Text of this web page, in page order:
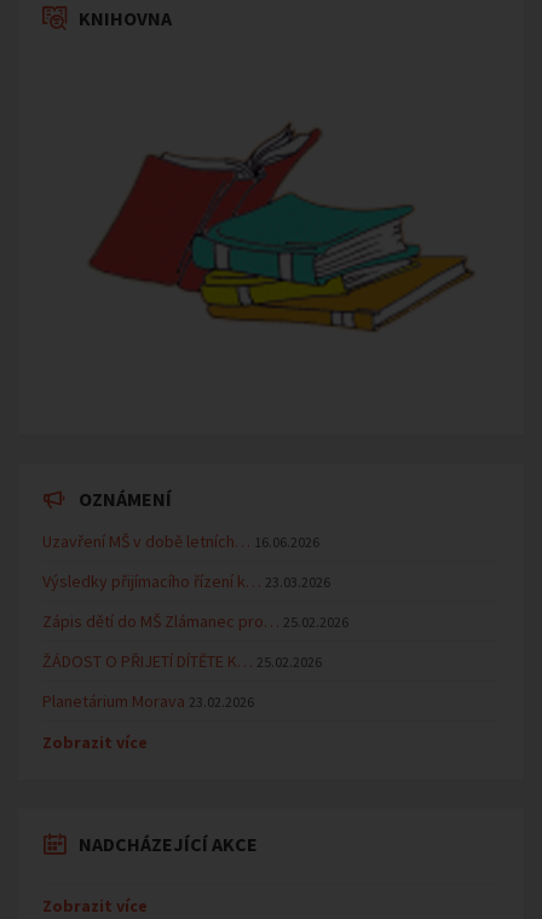
KNIHOVNA
OZNÁMENÍ
Uzavření MŠ v době letních… 16.06.2026
Výsledky přijímacího řízení k… 23.03.2026
Zápis dětí do MŠ Zlámanec pro… 25.02.2026
ŽÁDOST O PŘIJETÍ DÍTĚTE K… 25.02.2026
Planetárium Morava 23.02.2026
Zobrazit více
NADCHÁZEJÍCÍ AKCE
Zobrazit více